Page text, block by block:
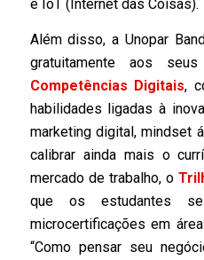
e IoT (Internet das Coisas).
Além disso, a Unopar
gratuitamente aos
Competências Digitais,
habilidades ligadas à
marketing digital, mindset
calibrar ainda mais o
mercado de trabalho, o
que os estudantes
microcertificações em
“Como pensar seu